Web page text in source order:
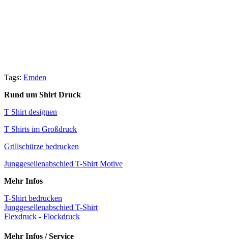
Tags: Emden
Rund um Shirt Druck
T Shirt designen
T Shirts im Großdruck
Grillschürze bedrucken
Junggesellenabschied T-Shirt Motive
Mehr Infos
T-Shirt bedrucken
Junggesellenabschied T-Shirt
Flexdruck - Flockdruck
Mehr Infos / Service